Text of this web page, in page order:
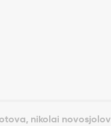
nikolai novosjolov